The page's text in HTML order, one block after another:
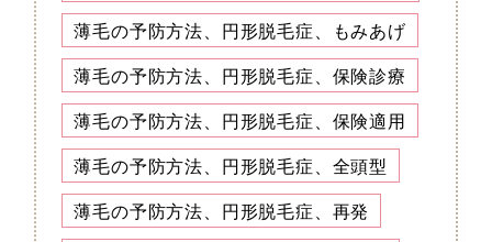
薄毛の予防方法、円形脱毛症、もみあげ
薄毛の予防方法、円形脱毛症、保険診療
薄毛の予防方法、円形脱毛症、保険適用
薄毛の予防方法、円形脱毛症、全頭型
薄毛の予防方法、円形脱毛症、再発